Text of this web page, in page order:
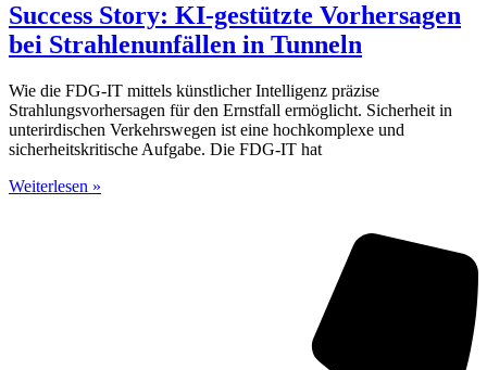
Success Story: KI-gestützte Vorhersagen
bei Strahlenunfällen in Tunneln
Wie die FDG-IT mittels künstlicher Intelligenz präzise
Strahlungsvorhersagen für den Ernstfall ermöglicht. Sicherheit in
unterirdischen Verkehrswegen ist eine hochkomplexe und
sicherheitskritische Aufgabe. Die FDG-IT hat
Weiterlesen »